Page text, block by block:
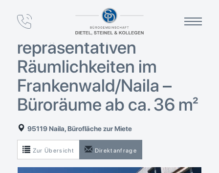
Topmodernes
Arbeitsumfeld in
repräsentativen
Räumlichkeiten im
Frankenwald/Naila –
Büroräume ab ca. 36 m²
95119 Naila, Bürofläche zur Miete
Zur Übersicht Direktanfrage